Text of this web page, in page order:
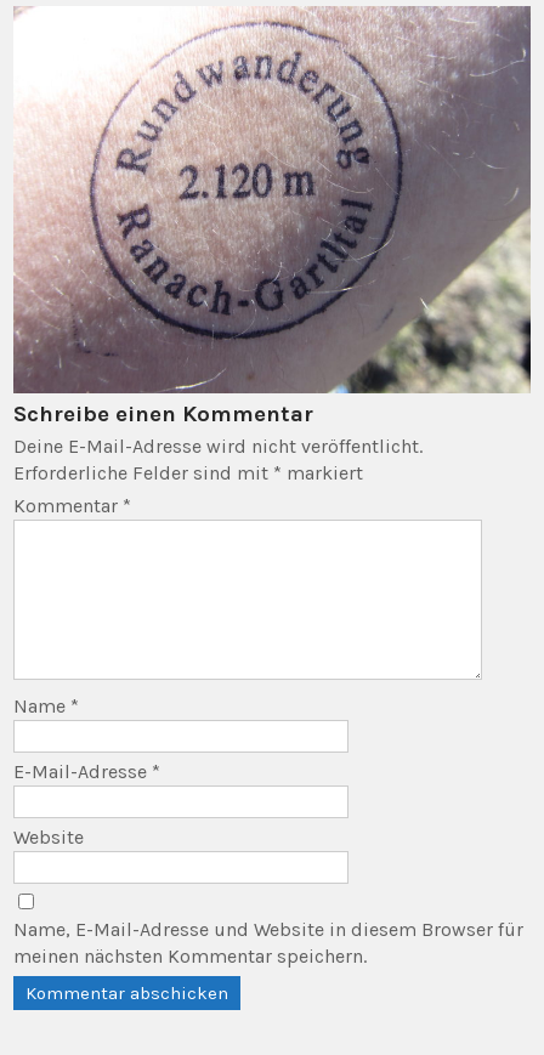
Schreibe einen Kommentar
Deine E-Mail-Adresse wird nicht veröffentlicht.
Erforderliche Felder sind mit * markiert
Kommentar *
Name *
E-Mail-Adresse *
Website
Name, E-Mail-Adresse und Website in diesem Browser für
meinen nächsten Kommentar speichern.